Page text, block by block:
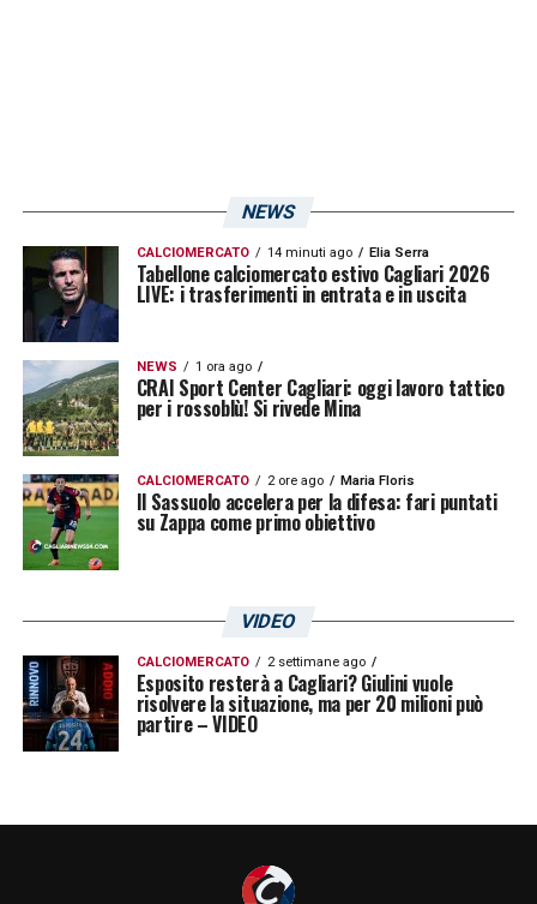
rossoblù per gran parte della passata
stagione. Le altre tre alternative sono
Leonardo Semplici
Leonardo Semplici.
LA PLAYLIST DELLE NOSTRE TOP NEWS
NEWS
CALCIOMERCATO 14 minuti ago Elia Serra
Tabellone calciomercato estivo Cagliari 2026
LIVE: i trasferimenti in entrata e in uscita
NEWS 1 ora ago
CRAI Sport Center Cagliari: oggi lavoro tattico
per i rossoblù! Si rivede Mina
CALCIOMERCATO 2 ore ago Maria Floris
Il Sassuolo accelera per la difesa: fari puntati
su Zappa come primo obiettivo
VIDEO
CALCIOMERCATO 2 settimane ago
Esposito resterà a Cagliari? Giulini vuole
risolvere la situazione, ma per 20 milioni può
partire – VIDEO